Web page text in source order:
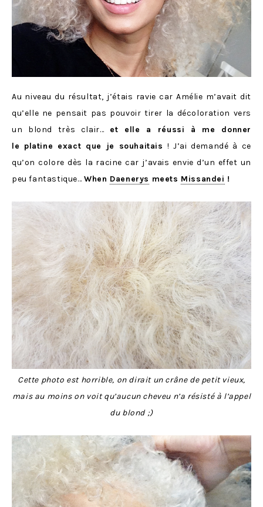
Au niveau du résultat, j’étais ravie car Amélie m’avait dit
qu’elle ne pensait pas pouvoir tirer la décoloration vers
un blond très clair… et elle a réussi à me donner
le platine exact que je souhaitais ! J’ai demandé à ce
qu’on colore dès la racine car j’avais envie d’un effet un
peu fantastique…When Daenerys meets Missandei !
Cette photo est horrible, on dirait un crâne de petit vieux,
mais au moins on voit qu’aucun cheveu n’a résisté à l’appel
du blond ;)